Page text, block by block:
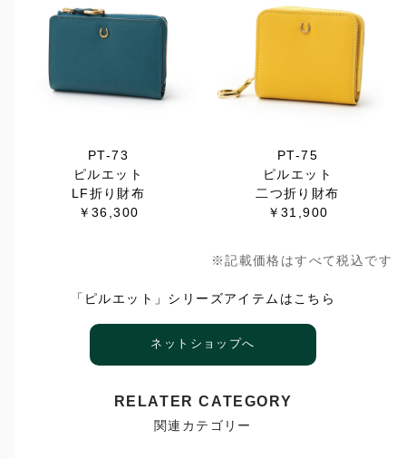
PT-73
ピルエット
LF折り財布
￥36,300
PT-75
ピルエット
二つ折り財布
￥31,900
※記載価格はすべて税込です
「ピルエット」シリーズアイテムはこちら
ネットショップへ
RELATER CATEGORY
関連カテゴリー